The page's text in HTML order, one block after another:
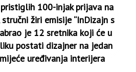
100-injak prijava na
žiri emisije “InDizajn s
je 12 sretnika koji će u
postati dizajner na jedan
uređivanja interijera